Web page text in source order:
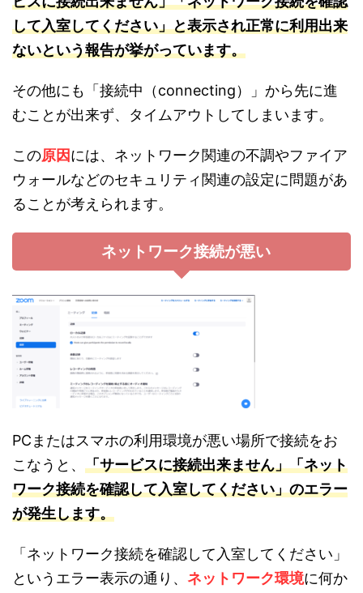
して入室してください」と表示され正常に利用出来
ないという報告が挙がっています。
その他にも「接続中（connecting）」から先に進
むことが出来ず、タイムアウトしてしまいます。
この原因には、ネットワーク関連の不調やファイア
ウォールなどのセキュリティ関連の設定に問題があ
ることが考えられます。
ネットワーク接続が悪い
PCまたはスマホの利用環境が悪い場所で接続をお
こなうと、 「サービスに接続出来ません」「ネット
ワーク接続を確認して入室してください」のエラー
が発生します。
「ネットワーク接続を確認して入室してください」
というエラー表示の通り、 ネットワーク環境に何か